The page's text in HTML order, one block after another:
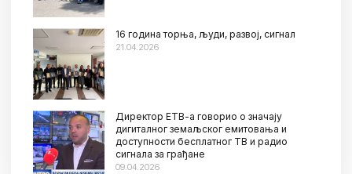
16 година торња, људи, развој, сигнал
21.04.2026
Директор ЕТВ-а говорио о значају
дигиталног земаљског емитовања и
доступности бесплатног ТВ и радио
сигнала за грађане
09.04.2026